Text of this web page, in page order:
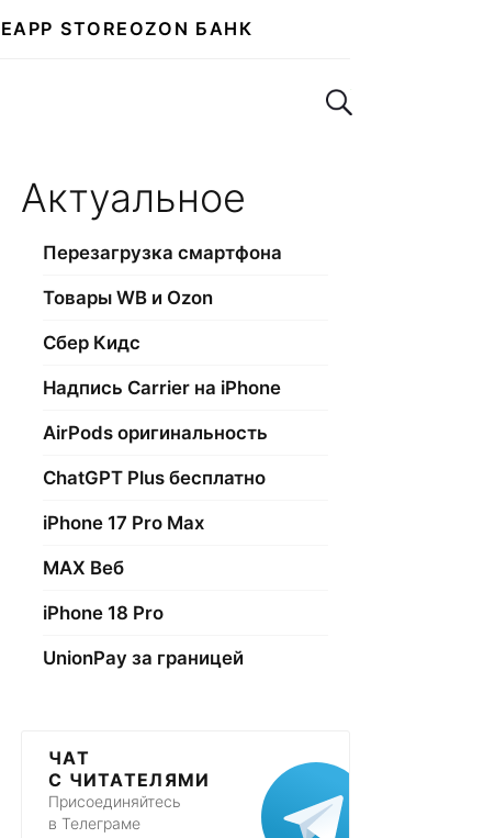
APP STORE OZON БАНК
Поиск по сайту
Актуальное
Перезагрузка смартфона
Товары WB и Ozon
Сбер Кидс
Надпись Carrier на iPhone
AirPods оригинальность
ChatGPT Plus бесплатно
iPhone 17 Pro Max
МАХ Веб
iPhone 18 Pro
UnionPay за границей
ЧАТ
С ЧИТАТЕЛЯМИ
Присоединяйтесь
в Телеграме